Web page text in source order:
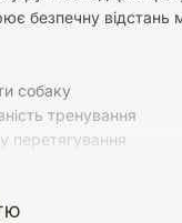
безпечну відстань
собаку
тренування
перетягування